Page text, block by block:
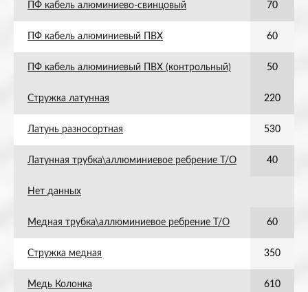
ПФ кабель алюминиево-свинцовый 70
ПФ кабель алюминиевый ПВХ 60
ПФ кабель алюминиевый ПВХ (контрольный) 50
Стружка латунная 220
Латунь разносортная 530
Латунная трубка\аллюминиевое ребрение Т/О 40
Нет данных
Медная трубка\аллюминиевое ребрение Т/О 60
Стружка медная 350
Медь Колонка 610